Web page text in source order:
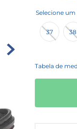
37 38
Tabela de